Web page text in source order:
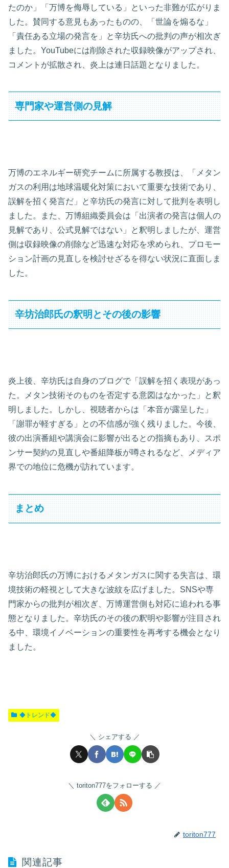
たのか」「万博を侮辱している」といった非難が広がりま
した。賛同する意見もあったものの、「世論を煽るな」
「責任ある立場の発言を」と辛坊氏への批判の声が相次ぎ
ました。YouTubeには削除された収録映像がアップされ、
コメントが拡散され、炎上は連日話題となりました。
専門家や運営側の見解
万博のエネルギー研究チームに所属する教授は、「メタン
ガスの利用は地球温暖化対策において重要な技術であり、
誤解を招く発言だ」と辛坊氏の発言に対して批判を表明し
ました。また、万博組織委員会は「出演者の発言は個人の
見解であり、公式見解ではない」と釈明しましたが、運営
側は収録映像の削除など迅速な対応を求められ、プロモー
ション計画の見直しを検討せざるを得ない状況に直面しま
した。
辛坊治郎氏の釈明とその後の影響
炎上後、辛坊氏は自身のブログで「誤解を招く表現があっ
た。メタン技術そのものを否定する意図はなかった」と釈
明しました。しかし、視聴者からは「本音が露呈した」
「謝罪が軽すぎる」との不信感が強く残りました。今後、
彼の出演番組や講演会に影響が出るとの指摘もあり、スポ
ンサー契約の見直しや番組降板が噂されるなど、メディア
界での地位に危機が訪れています。
まとめ
辛坊治郎氏の万博におけるメタンガスに関する失言は、環
境技術の軽視として大きな波紋を広げました。SNSや専
門家からの批判が相次ぎ、万博運営側も対応に追われる事
態となりました。辛坊氏のその後の釈明や影響が注目され
る中、環境イノベーションの重要性を再考する機会となり
ました。
◆トレンド◆
シェアする
toriton777をフォローする
toriton777
関連記事